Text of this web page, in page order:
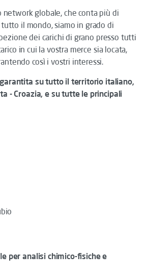
network globale, che conta più di
il mondo, siamo in grado di
dei carichi di grano presso tutti
in cui la vostra merce sia locata,
così i vostri interessi.
su tutto il territorio italiano,
- Croazia, e su tutte le principali
per analisi chimico-fisiche e